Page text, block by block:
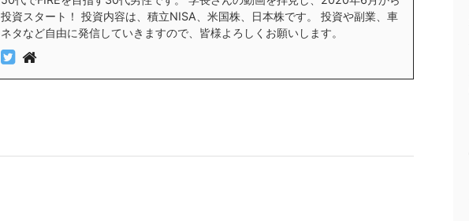
投資スタート！ 投資内容は、積立NISA、米国株、日本株です。 投資や副業、車
ネタなど自由に発信していきますので、皆様よろしくお願いします。